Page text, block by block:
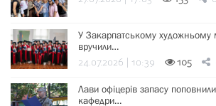
У Закарпатському художньому
вручили…
24.07.2026 | 10:39 105
Лави офіцерів запасу
кафедри…